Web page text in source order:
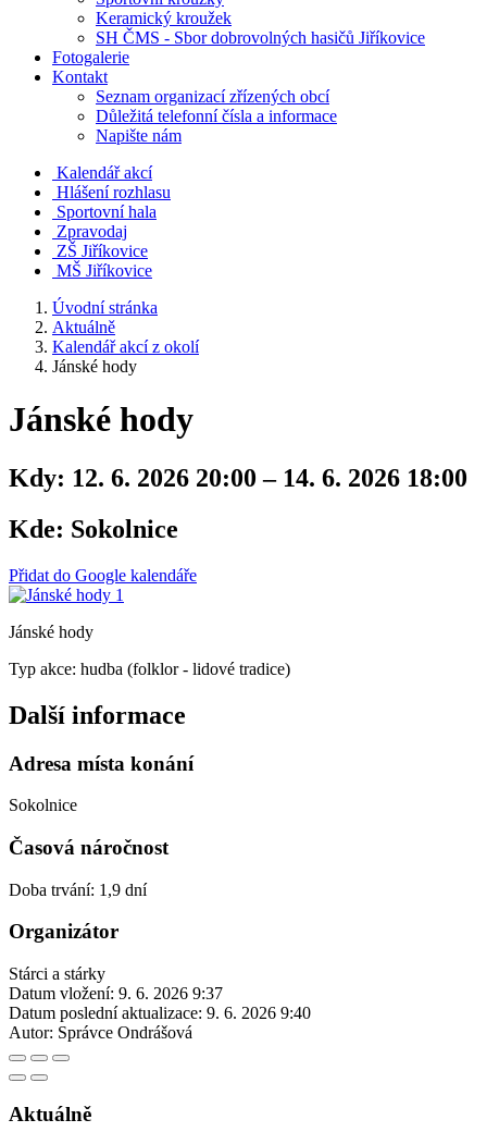
Keramický kroužek
SH ČMS - Sbor dobrovolných hasičů Jiříkovice
Fotogalerie
Kontakt
Seznam organizací zřízených obcí
Důležitá telefonní čísla a informace
Napište nám
Kalendář akcí
Hlášení rozhlasu
Sportovní hala
Zpravodaj
ZŠ Jiříkovice
MŠ Jiříkovice
Úvodní stránka
Aktuálně
Kalendář akcí z okolí
Jánské hody
Jánské hody
Kdy: 12. 6. 2026 20:00 – 14. 6. 2026 18:00
Kde: Sokolnice
Přidat do Google kalendáře
Jánské hody
Typ akce: hudba (folklor - lidové tradice)
Další informace
Adresa místa konání
Sokolnice
Časová náročnost
Doba trvání: 1,9 dní
Organizátor
Stárci a stárky
Datum vložení: 9. 6. 2026 9:37
Datum poslední aktualizace: 9. 6. 2026 9:40
Autor: Správce Ondrášová
Aktuálně